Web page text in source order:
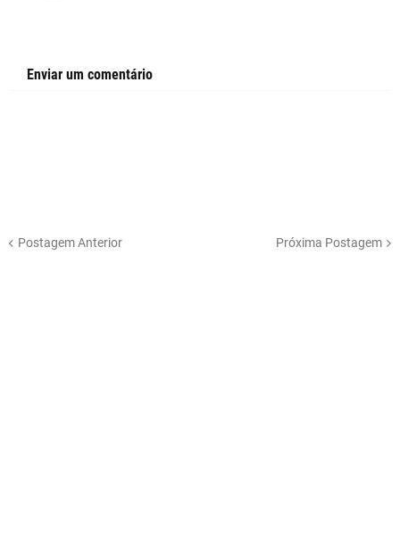
Enviar um comentário
Postagem Anterior Próxima Postagem